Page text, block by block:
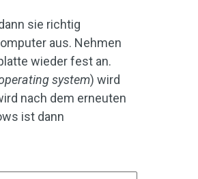
sie richtig
aus. Nehmen
wieder fest an.
system) wird
nach dem erneuten
ist dann